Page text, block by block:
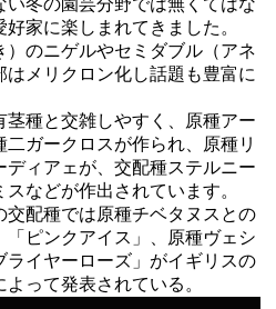
冬の園芸分野では無くてはな
家に楽しまれてきました。
のニゲルやセミダブル（アネ
メリクロン化し話題も豊富に
茎種と交雑しやすく、原種アー
ガークロスが作られ、原種リ
ディアェが、交配種ステルニー
などが作出されています。
配種では原種チベタヌスとの
「ピンクアイス」、原種ヴェシ
ライヤーローズ」がイギリスの
って発表されている。